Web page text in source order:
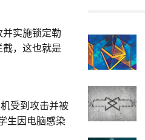
实施锁定勒
，这也就是
受到攻击并被
生因电脑感染